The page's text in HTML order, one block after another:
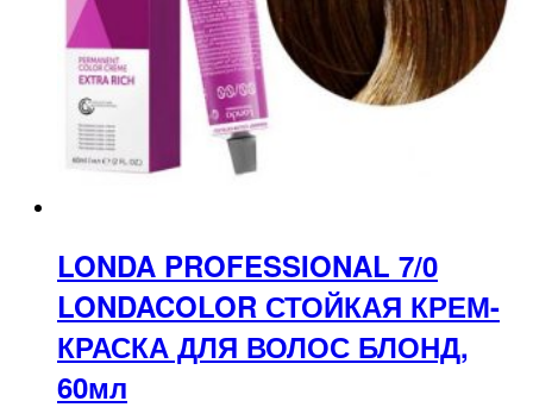
LONDA PROFESSIONAL 7/0
LONDACOLOR СТОЙКАЯ КРЕМ-
КРАСКА ДЛЯ ВОЛОС БЛОНД,
60мл